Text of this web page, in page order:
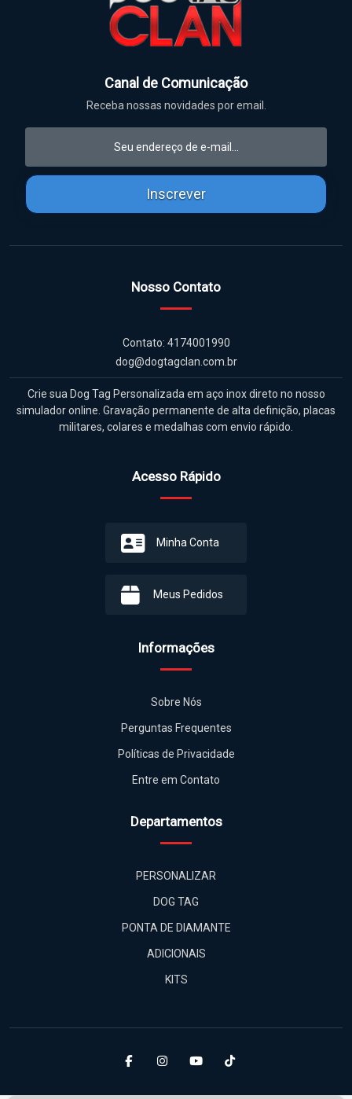
Canal de Comunicação
Receba nossas novidades por email.
Inscrever
Nosso Contato
Contato: 4174001990
dog@dogtagclan.com.br
Crie sua Dog Tag Personalizada em aço inox direto no nosso
simulador online. Gravação permanente de alta definição, placas
militares, colares e medalhas com envio rápido.
Acesso Rápido
Minha Conta
Meus Pedidos
Informações
Sobre Nós
Perguntas Frequentes
Políticas de Privacidade
Entre em Contato
Departamentos
PERSONALIZAR
DOG TAG
PONTA DE DIAMANTE
ADICIONAIS
KITS